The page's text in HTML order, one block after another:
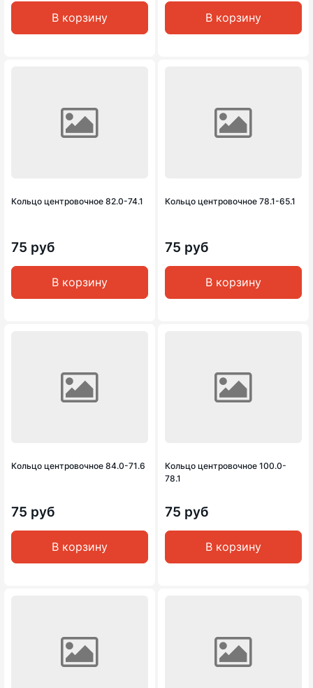
В корзину В корзину
Кольцо центровочное 82.0-74.1
75 руб
В корзину
Кольцо центровочное 78.1-65.1
75 руб
В корзину
Кольцо центровочное 84.0-71.6
75 руб
В корзину
Кольцо центровочное 100.0-
78.1
75 руб
В корзину